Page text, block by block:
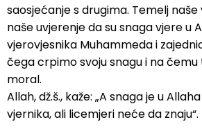
saosjećanje s drugima. Temelj naše
naše uvjerenje da su snaga vjere u
vjerovjesnika Muhammeda i
čega crpimo svoju snagu i na
moral.
Allah, dž.š., kaže: „A snaga je u
vjernika, ali licemjeri neće da